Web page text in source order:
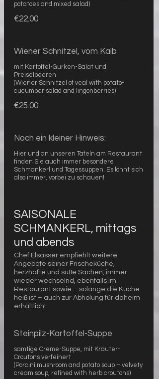
potatoes and mixed salad)
€22.00
Wiener Schnitzel, vom Kalb
mit Kartoffel-Gurken-Salat und
Preiselbeeren
(Wiener Schnitzel of veal with potato-
cucumber salad and lingonberries)
€25.00
Noch ein kleiner Hinweis:
Hier und an unseren Tafeln am Restaurant
finden Sie auch immer besondere
Schmankerl und Tagessuppen. Es lohnt sich
SAISONALE
SCHMANKERL, mittags
und abends
Chef Elsasser empfiehlt weitere
Angebote seiner Frischeküche,
herzhafte und süße Sachen, immer
wieder wechselnd, ebenfalls im
Restaurant sowie – solange die Küche
heiß ist – auch zur Abholung für daheim
erhältlich!
Steinpilz-Kartoffel-Suppe
samtige Creme-Suppe, mit Kräuter-
Croutons verfeinert
(Porcini mushroom and potato soup – velvety
cream soup, refined with herb croutons)